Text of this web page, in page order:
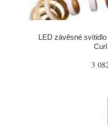
LED závěsné
3